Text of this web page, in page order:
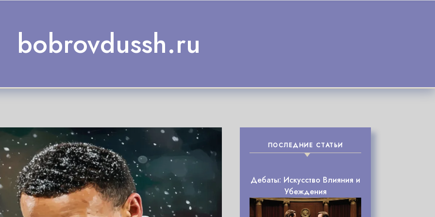
bobrovdussh.ru
ПОСЛЕДНИЕ СТАТЬИ
Дебаты: Искусство Влияния и
Убеждения